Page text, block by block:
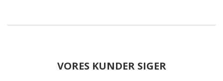
VORES KUNDER SIGER